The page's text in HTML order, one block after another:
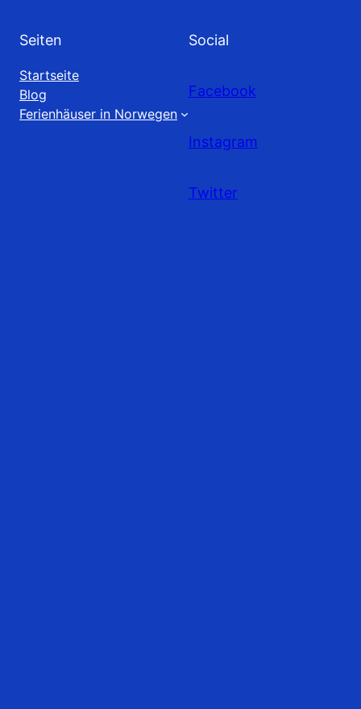
Seiten
Startseite
Blog
Ferienhäuser in Norwegen
Social
Facebook
Instagram
Twitter